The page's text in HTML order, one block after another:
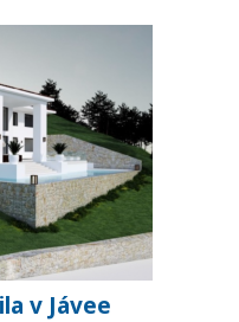
v Jávee